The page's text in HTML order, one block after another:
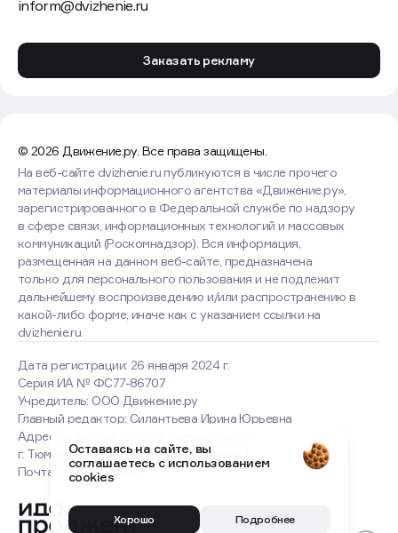
+7 (499) 404-15-15
© 2026 Движение.ру. Все права защищены.
Дата регистрации: 26 января 2024 г.
Серия ИА № ФС77-86707
Учредитель: ООО Движение.ру
Главный редактор: Силантьева Ирина Юрьевна
Адрес редакции: 625003, Тюменская обл.,
г. Тюмень, ул. Володарского, д. 17, пом. 1
Почта: news@dvizh.ru
На веб-сайте dvizhenie.ru публикуются в числе прочего
материалы информационного агентства «Движение.ру»,
зарегистрированного в Федеральной службе по надзору
в сфере связи, информационных технологий и массовых
коммуникаций (Роскомнадзор). Вся информация,
размещенная на данном веб-сайте, предназначена
только для персонального пользования и не подлежит
дальнейшему воспроизведению и/или распространению в
какой-либо форме, иначе как с указанием ссылки на
dvizhenie.ru
Оставаясь на сайте, вы
соглашаетесь с использованием
cookies
Хорошо Подробнее